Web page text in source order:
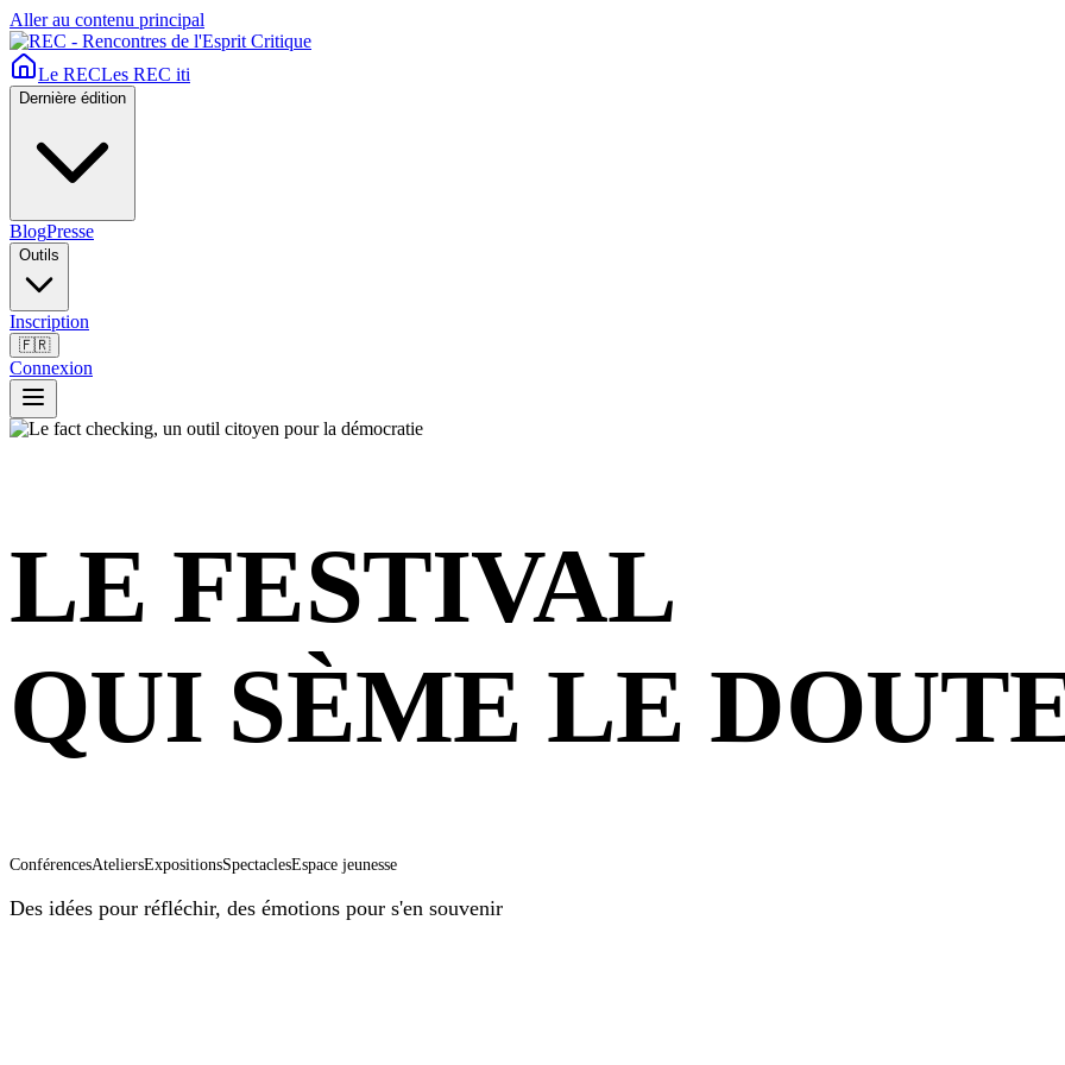
Aller au contenu principal
Le RECLes REC iti
Dernière édition
BlogPresse
Outils
Inscription
🇫🇷
Connexion
LE FESTIVAL
QUI SÈME LE
ConférencesAteliersExpositionsSpectaclesEspace jeunesse
Des idées pour réfléchir, des émotions pour s'en souvenir